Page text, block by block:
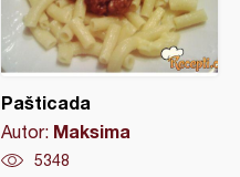
Pašticada
Autor: Maksima
5348